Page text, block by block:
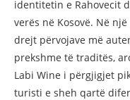
identitetin e Rahovecit
verës në Kosovë. Në
drejt përvojave më
prekshme të traditës,
Labi Wine i përgjigjet
turisti e sheh qartë